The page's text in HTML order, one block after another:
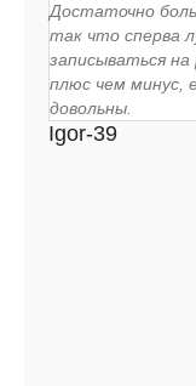
Достаточно
так что сперва
записываться
плюс чем минус,
довольны.
Igor-39